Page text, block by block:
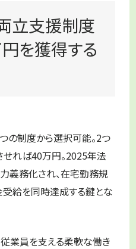
立支援制度
を獲得する
の制度から選択可能。2つ
れば40万円。2025年法
義務化され、在宅勤務規
給を同時達成する鍵とな
業員を支える柔軟な働き